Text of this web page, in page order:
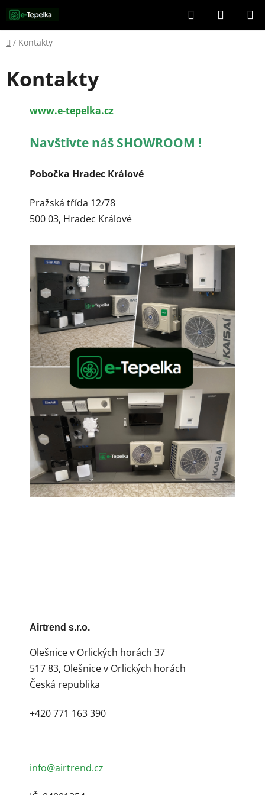
na
obsah
Hledat
KOŠÍK
Domů
/ Kontakty
Kontakty
www.e-tepelka.cz
Navštivte náš SHOWROOM !
Pobočka Hradec Králové
Pražská třída 12/78
500 03, Hradec Králové
Airtrend s.r.o.
Olešnice v Orlických horách 37
517 83, Olešnice v Orlických horách
Česká republika
+420 771 163 390
info@airtrend.cz